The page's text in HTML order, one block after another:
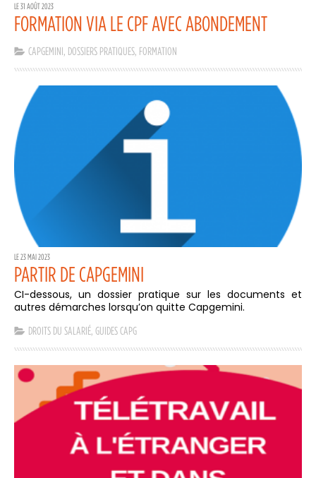
LE 31 AOÛT 2023
FORMATION VIA LE CPF AVEC ABONDEMENT
CAPGEMINI DOSSIERS PRATIQUES FORMATION
LE 23 MAI 2023
PARTIR DE CAPGEMINI
CI-dessous, un dossier pratique sur les documents et
autres démarches lorsqu’on quitte Capgemini.
DROITS DU SALARIÉ, GUIDES CAPG